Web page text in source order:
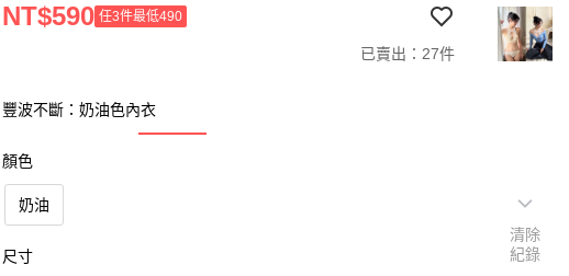
NT$590 任3件最低490
已賣出：27件
豐波不斷：奶油色內衣
顏色
奶油
尺寸
清除
紀錄